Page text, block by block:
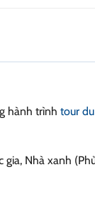
hành trình tour
Nhà xanh